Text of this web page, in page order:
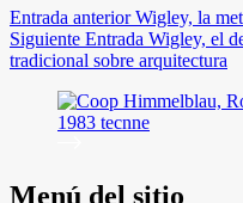
Entrada anteriorWigley, la
Siguiente Entrada Wigley, el
tradicional sobre arquitectura
Menú del sitio